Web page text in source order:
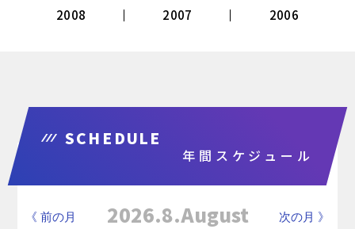
2008
2007 2006
SCHEDULE
年間スケジュール
《 前の月 次の月 》
2026.8.August